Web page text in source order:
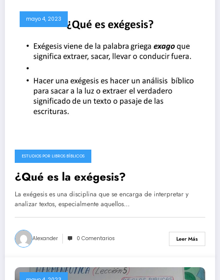
mayo 4, 2023
ESTUDIOS POR LIBROS BÍBLICOS
¿Qué es la exégesis?
La exégesis es una disciplina que se encarga de interpretar y
analizar textos, especialmente aquellos…
Alexander 0 Comentarios Leer Más